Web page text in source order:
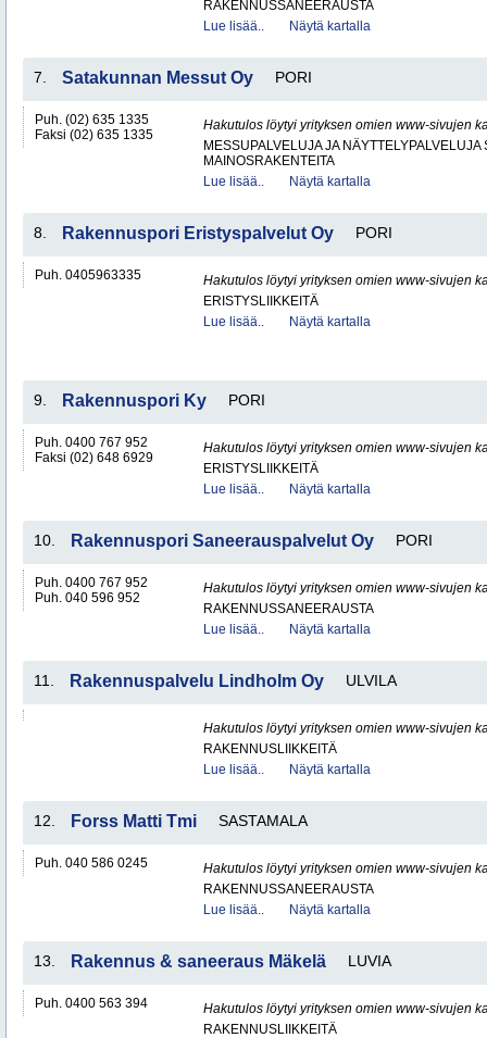
RAKENNUSSANEERAUSTA
Lue lisää..
Näytä kartalla
7. Satakunnan Messut Oy PORI
Puh. (02) 635 1335
Faksi (02) 635 1335
Hakutulos löytyi yrityksen omien www-sivujen
MESSUPALVELUJA JA NÄYTTELYPALVELUJA
MAINOSRAKENTEITA
Lue lisää..
Näytä kartalla
8. Rakennuspori Eristyspalvelut Oy PORI
Puh. 0405963335
Hakutulos löytyi yrityksen omien www-sivujen
ERISTYSLIIKKEITÄ
Lue lisää..
Näytä kartalla
9. Rakennuspori Ky PORI
Puh. 0400 767 952
Faksi (02) 648 6929
Hakutulos löytyi yrityksen omien www-sivujen
ERISTYSLIIKKEITÄ
Lue lisää..
Näytä kartalla
10. Rakennuspori Saneerauspalvelut Oy PORI
Puh. 0400 767 952
Puh. 040 596 952
Hakutulos löytyi yrityksen omien www-sivujen
RAKENNUSSANEERAUSTA
Lue lisää..
Näytä kartalla
11. Rakennuspalvelu Lindholm Oy ULVILA
Hakutulos löytyi yrityksen omien www-sivujen
RAKENNUSLIIKKEITÄ
Lue lisää..
Näytä kartalla
12. Forss Matti Tmi SASTAMALA
Puh. 040 586 0245
Hakutulos löytyi yrityksen omien www-sivujen
RAKENNUSSANEERAUSTA
Lue lisää..
Näytä kartalla
13. Rakennus & saneeraus Mäkelä LUVIA
Puh. 0400 563 394
Hakutulos löytyi yrityksen omien www-sivujen
RAKENNUSLIIKKEITÄ